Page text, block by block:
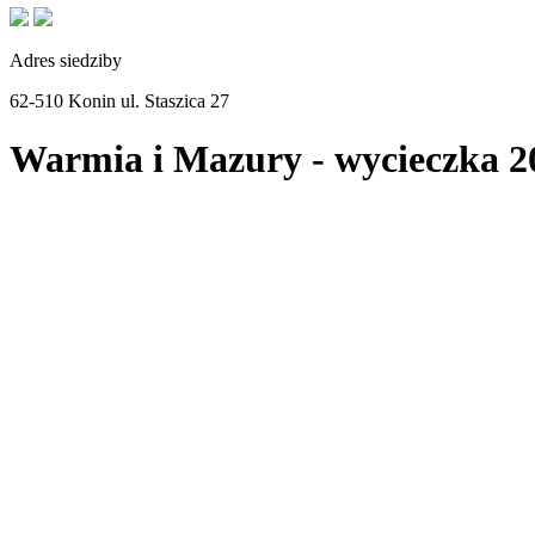
Adres siedziby
62-510 Konin ul. Staszica 27
Warmia i Mazury - wycieczka